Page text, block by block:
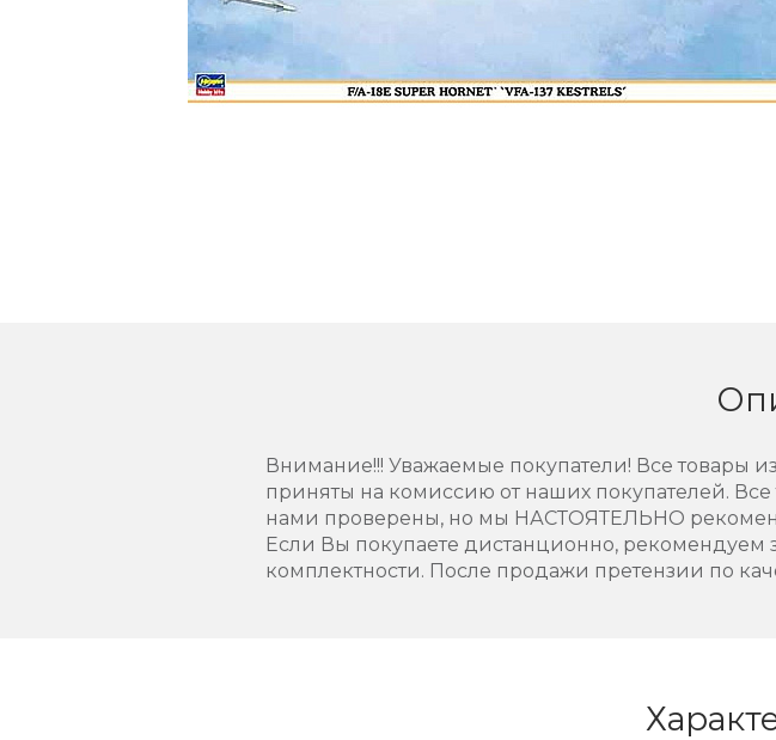
Внимание!!! Уважаемые покупатели! Все товары
приняты на комиссию от наших покупателей. Все
нами проверены, но мы НАСТОЯТЕЛЬНО
Если Вы покупаете дистанционно, рекомендуем
комплектности. После продажи претензии по